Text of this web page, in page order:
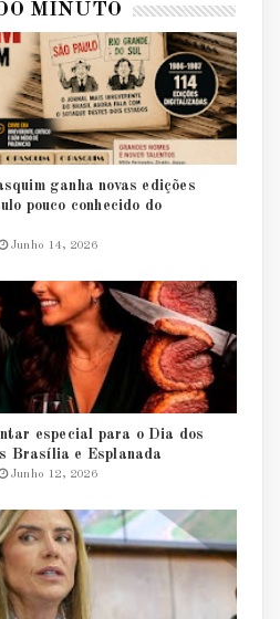
MINUTO
ganha novas edições
pouco conhecido do
Junho 14, 2026
especial para o Dia dos
Brasília e Esplanada
Junho 12, 2026